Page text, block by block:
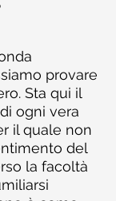
provare
Sta qui il
ogni vera
il quale non
del
la facoltà